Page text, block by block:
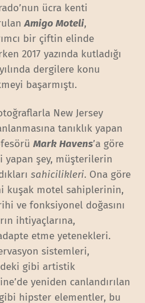
ücra kenti
Amigo Moteli,
bir çiftin elinde
2017 yazında kutladığı
dergilere konu
başarmıştı.
New Jersey
tanıklık yapan
Mark Havens’a göre
şey, müşterilerin
sahicilikleri. Ona göre
kuşak motel sahiplerinin,
ve fonksiyonel doğasını
ihtiyaçlarına,
etme yetenekleri.
sistemleri,
gibi artistik
yeniden canlandırılan
hipster elementler, bu